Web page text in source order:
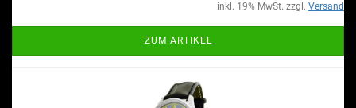
inkl. 19% MwSt. zzgl. Versand
ZUM ARTIKEL